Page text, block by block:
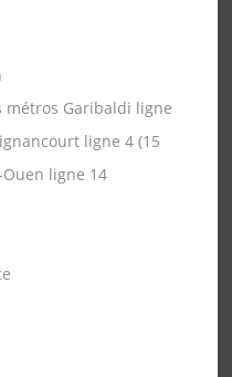
métros Garibaldi ligne
ligne 4 (15
ligne 14